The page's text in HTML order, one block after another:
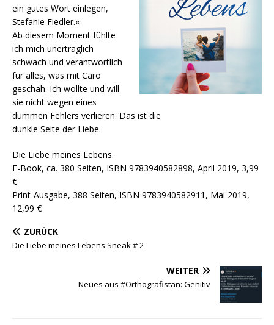
ein gutes Wort einlegen,
Stefanie Fiedler.«
Ab diesem Moment fühlte
ich mich unerträglich
schwach und verantwortlich
für alles, was mit Caro
geschah. Ich wollte und will
sie nicht wegen eines
dummen Fehlers verlieren. Das ist die
dunkle Seite der Liebe.
Die Liebe meines Lebens.
E-Book, ca. 380 Seiten, ISBN 9783940582898, April 2019, 3,99
€
Print-Ausgabe, 388 Seiten, ISBN 9783940582911, Mai 2019,
12,99 €
ZURÜCK
Die Liebe meines Lebens Sneak # 2
WEITER
Neues aus #Orthografistan: Genitiv